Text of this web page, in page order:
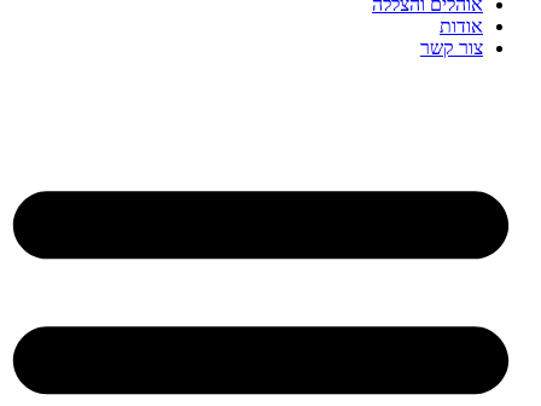
אוהלים והצללה
אודות
צור קשר